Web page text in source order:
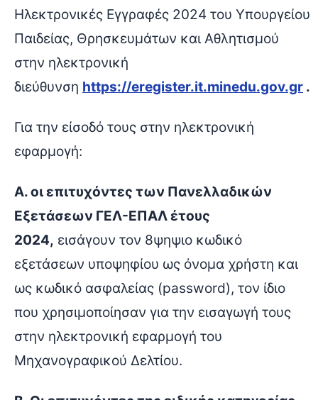
Ηλεκτρονικές Εγγραφές 2024 του Υπουργείου
Παιδείας, Θρησκευμάτων και Αθλητισμού
στην ηλεκτρονική
διεύθυνση https://eregister.it.minedu.gov.gr .
Για την είσοδό τους στην ηλεκτρονική
εφαρμογή:
Α. οι επιτυχόντες των Πανελλαδικών
Εξετάσεων ΓΕΛ-ΕΠΑΛ έτους
2024, εισάγουν τον 8ψηψιο κωδικό
εξετάσεων υποψηφίου ως όνομα χρήστη και
ως κωδικό ασφαλείας (password), τον ίδιο
που χρησιμοποίησαν για την εισαγωγή τους
στην ηλεκτρονική εφαρμογή του
Μηχανογραφικού Δελτίου.